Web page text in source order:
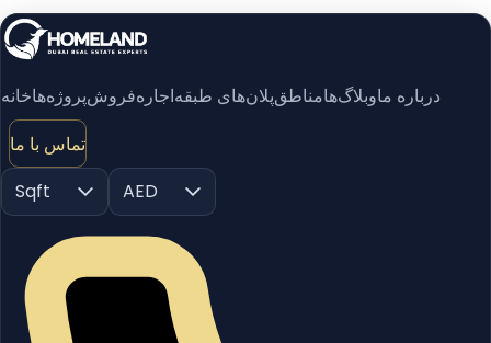
خانهپروژه‌هافروشاجارهپلان‌های طبقهمناطقوبلاگ‌هادرباره ما
تماس با ما
Sqft
AED